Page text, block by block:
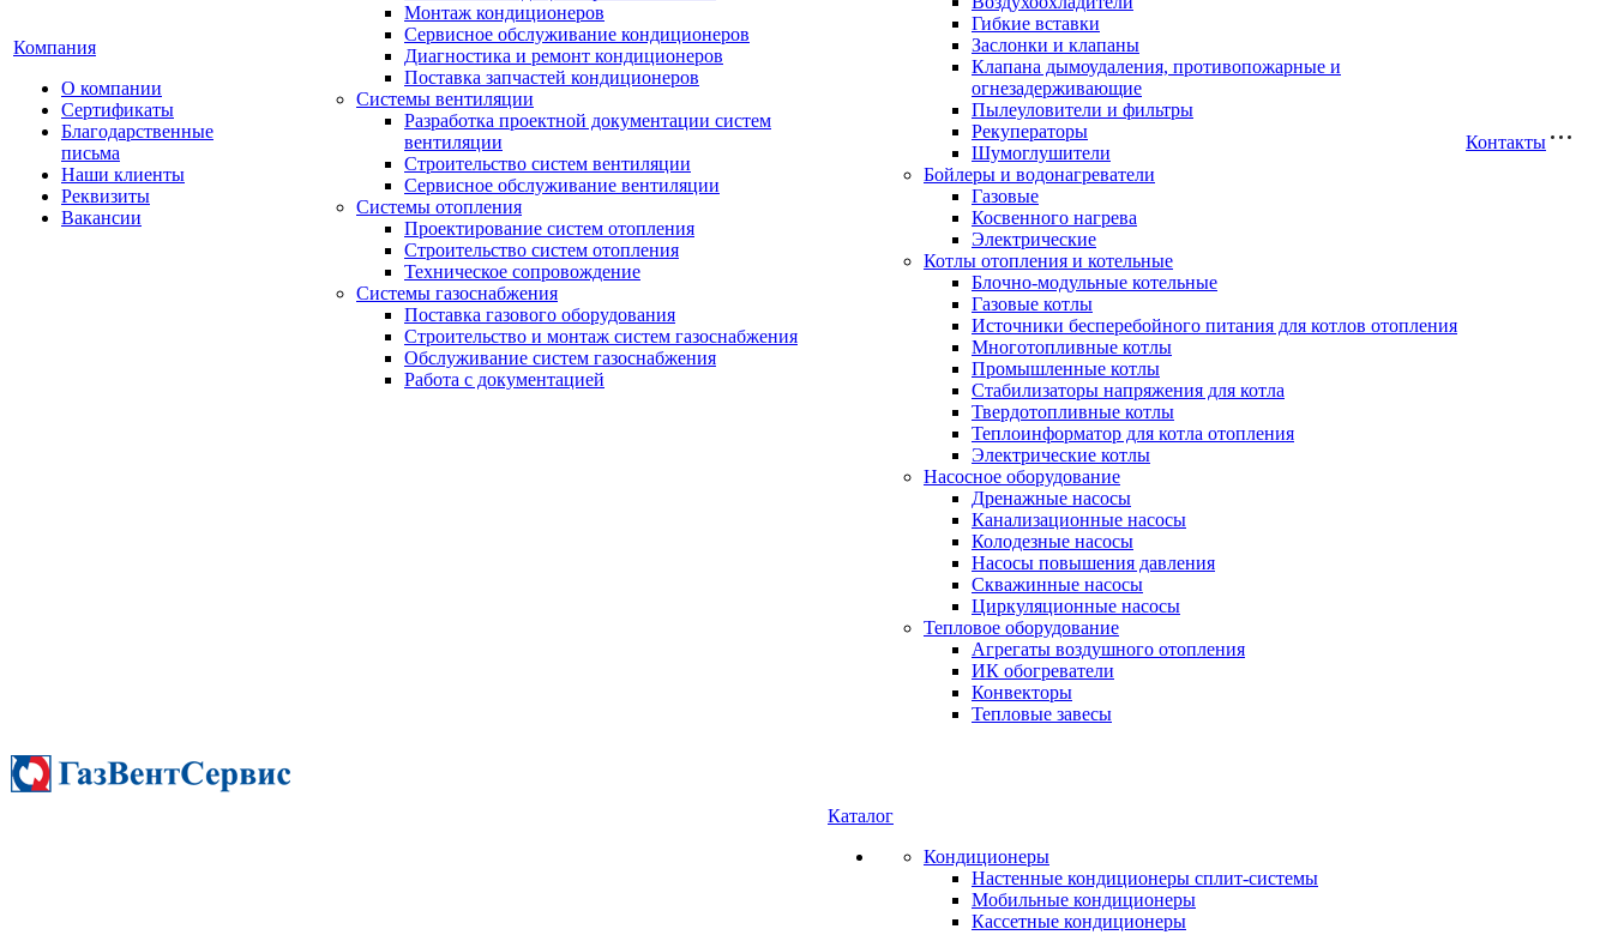
Компания
О компании
Сертификаты
Благодарственные
письма
Наши клиенты
Реквизиты
Вакансии
Монтаж кондиционеров
Сервисное обслуживание кондиционеров
Диагностика и ремонт кондиционеров
Поставка запчастей кондиционеров
Системы вентиляции
Разработка проектной документации систем
вентиляции
Строительство систем вентиляции
Сервисное обслуживание вентиляции
Системы отопления
Проектирование систем отопления
Строительство систем отопления
Техническое сопровождение
Системы газоснабжения
Поставка газового оборудования
Строительство и монтаж систем газоснабжения
Обслуживание систем газоснабжения
Работа с документацией
Гибкие вставки
Заслонки и клапаны
Клапана дымоудаления, противопожарные и
огнезадерживающие
Пылеуловители и фильтры
Рекуператоры
Шумоглушители
Бойлеры и водонагреватели
Газовые
Косвенного нагрева
Электрические
Котлы отопления и котельные
Блочно-модульные котельные
Газовые котлы
Источники бесперебойного питания для котлов отопления
Многотопливные котлы
Промышленные котлы
Стабилизаторы напряжения для котла
Твердотопливные котлы
Теплоинформатор для котла отопления
Электрические котлы
Насосное оборудование
Дренажные насосы
Канализационные насосы
Колодезные насосы
Насосы повышения давления
Скважинные насосы
Циркуляционные насосы
Тепловое оборудование
Агрегаты воздушного отопления
ИК обогреватели
Конвекторы
Тепловые завесы
Контакты
Каталог
Кондиционеры
Настенные кондиционеры сплит-системы
Мобильные кондиционеры
Кассетные кондиционеры